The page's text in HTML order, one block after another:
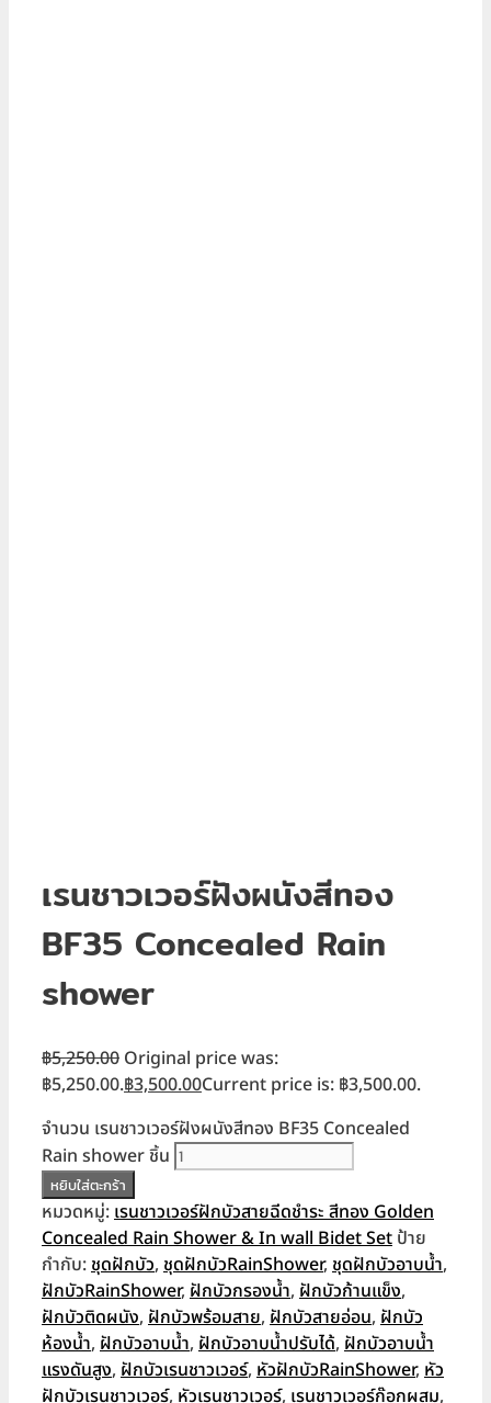
เรนชาวเวอร์ฝังผนังสีทอง
BF35 Concealed Rain
shower
฿5,250.00 Original price was:
฿5,250.00.฿3,500.00Current price is: ฿3,500.00.
จำนวน เรนชาวเวอร์ฝังผนังสีทอง BF35 Concealed
Rain shower ชิ้น
หยิบใส่ตะกร้า
หมวดหมู่:เรนชาวเวอร์ฝักบัวสายฉีดชำระ สีทอง Golden
Concealed Rain Shower & In wall Bidet Set ป้าย
กำกับ:ชุดฝักบัว, ชุดฝักบัวRainShower, ชุดฝักบัวอาบน้ำ,
ฝักบัวRainShower, ฝักบัวกรองน้ำ, ฝักบัวก้านแข็ง,
ฝักบัวติดผนัง, ฝักบัวพร้อมสาย, ฝักบัวสายอ่อน, ฝักบัว
ห้องน้ำ, ฝักบัวอาบน้ำ, ฝักบัวอาบน้ำปรับได้, ฝักบัวอาบน้ำ
แรงดันสูง, ฝักบัวเรนชาวเวอร์, หัวฝักบัวRainShower, หัว
ฝักบัวเรนชาวเวอร์, หัวเรนชาวเวอร์, เรนชาวเวอร์ก๊อกผสม,